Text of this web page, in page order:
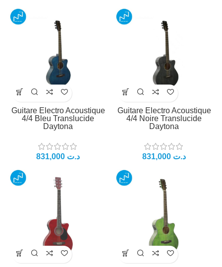
Guitare Electro Acoustique
4/4 Bleu Translucide
Daytona
د.ت
Guitare Electro Acoustique
4/4 Noire Translucide
Daytona
د.ت